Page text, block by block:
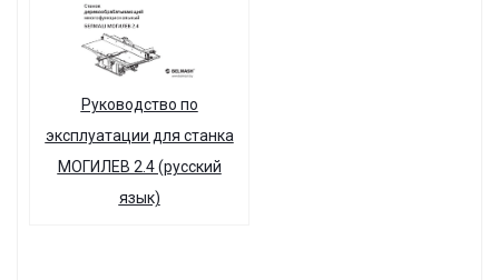
Руководство по
эксплуатации для станка
МОГИЛЕВ 2.4 (русский
язык)